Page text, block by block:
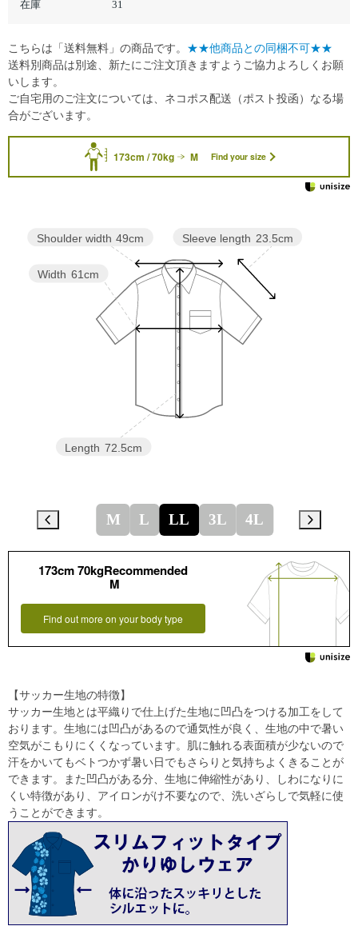
在庫 31
173cm / 70kg M Find your size
Sleeve length 23.5cm
Length 72.5cm
Width 61cm
Shoulder width 49cm
M L LL 3L 4L
173cm 70kgRecommended
M
Find out more on your body type
【サッカー生地の特徴】
サッカー生地とは平織りで仕上げた生地に凹凸をつける加工をして
おります。生地には凹凸があるので通気性が良く、生地の中で暑い
空気がこもりにくくなっています。肌に触れる表面積が少ないので
汗をかいてもベトつかず暑い日でもさらりと気持ちよくきることが
できます。また凹凸がある分、生地に伸縮性があり、しわになりに
くい特徴があり、アイロンがけ不要なので、洗いざらしで気軽に使
うことができます。
こちらは「送料無料」の商品です。 ★★他商品との同梱不可★★
送料別商品は別途、新たにご注文頂きますようご協力よろしくお願
いします。
ご自宅用のご注文については、ネコポス配送（ポスト投函）なる場
合がございます。